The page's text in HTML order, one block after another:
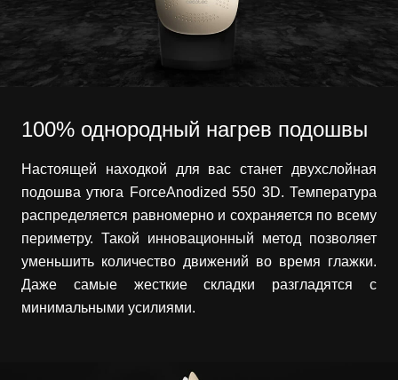
100% однородный нагрев подошвы
Настоящей находкой для вас станет двухслойная
подошва утюга ForceAnodized 550 3D. Температура
распределяется равномерно и сохраняется по всему
периметру. Такой инновационный метод позволяет
уменьшить количество движений во время глажки.
Даже самые жесткие складки разгладятся с
минимальными усилиями.